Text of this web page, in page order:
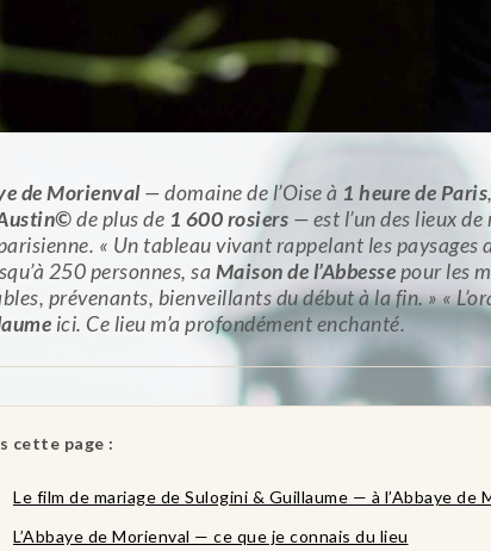
de Morienval— domaine de l’Oise à 1 heure de Paris
de plus de 1 600 rosiers — est l’un des lieux
« Un tableau vivant rappelant les paysages
250 personnes, sa Maison de l’Abbessepour les
prévenants, bienveillants du début à la fin. » «
ici. Ce lieu m’a profondément enchanté.
cette page :
Le film de mariage de Sulogini & Guillaume — à l’Abbaye de
L’Abbaye de Morienval — ce que je connais du lieu